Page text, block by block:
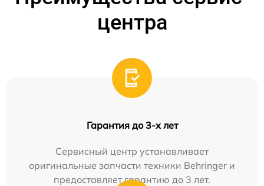
центра
Гарантия до 3-х лет
Сервисный центр устанавливает
оригинальные запчасти техники Behringer и
предоставляет гарантию до 3 лет.